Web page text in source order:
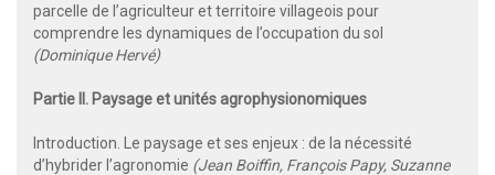
parcelle de l’agriculteur et territoire villageois pour
comprendre les dynamiques de l’occupation du sol
(Dominique Hervé)
Partie II. Paysage et unités agrophysionomiques
Introduction. Le paysage et ses enjeux : de la nécessité
d’hybrider l’agronomie (Jean Boiffin, François Papy, Suzanne